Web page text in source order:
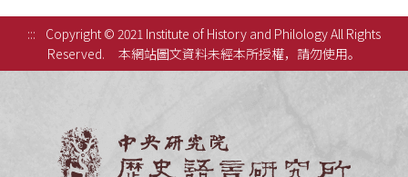
:::
Copyright © 2021 Institute of History and Philology All Rights
Reserved.
本網站圖文資料未經本所授權，請勿使用。